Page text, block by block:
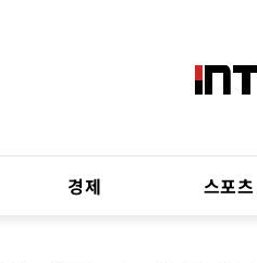
경제 스포츠